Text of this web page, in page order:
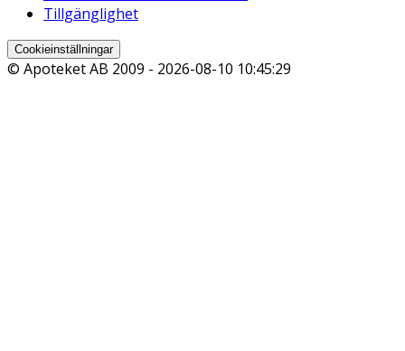
Tillgänglighet
Cookieinställningar
© Apoteket AB 2009 - 2026-08-10 10:45:29